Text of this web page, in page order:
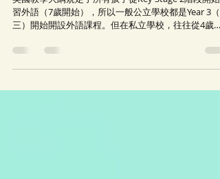
【英國教學規定 7歲起外語課程 可選西班牙文
文 德文等】
英國教學大綱規定了所有孩子從Key Stage 2階段開始
習外語（7歲開始），所以一般公立學校都是Year 3（
Reception Year就開始設立語言課程。